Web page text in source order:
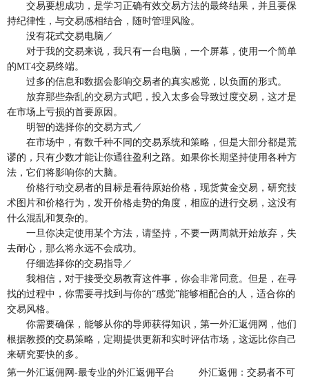
交易要想成功，是学习正确有效交易方法的最终结果，并且要保
持纪律性，与交易感相结合，随时管理风险。
没有花式交易电脑／
对于我的交易来说，我只有一台电脑，一个屏幕，使用一个简单
的MT4交易终端。
过多的信息和数据会影响交易者的真实感觉，以负面的形式。
放弃那些杂乱的交易方式吧，投入太多会导致过度交易，这才是
在市场上亏损的首要原因。
明智的选择你的交易方式／
在市场中，有数千种不同的交易系统和策略，但是大部分都是荒
谬的，只有少数才能让你通往盈利之路。如果你长期坚持使用各种方
法，它们将影响你的大脑。
价格行动交易者的目标是看待原始价格，现货黄金交易，研究技
术图片和价格行为，发开价格走势的角度，相应的进行交易，这没有
什么混乱和复杂的。
一旦你决定使用某个方法，请坚持，不要一两周就开始放弃，失
去耐心，那么将永远不会成功。
仔细选择你的交易指导／
我相信，对于接受交易教育这件事，你会非常同意。但是，在寻
找的过程中，你需要寻找到与你的“感觉”能够相配合的人，适合你的
交易风格。
你需要确保，能够从你的导师获得知识，第一外汇返佣网，他们
根据教授的交易策略，定期提供更新和实时评估市场，这远比你自己
来研究要快的多。
第一外汇返佣网-最专业的外汇返佣平台
外汇返佣：交易者不可